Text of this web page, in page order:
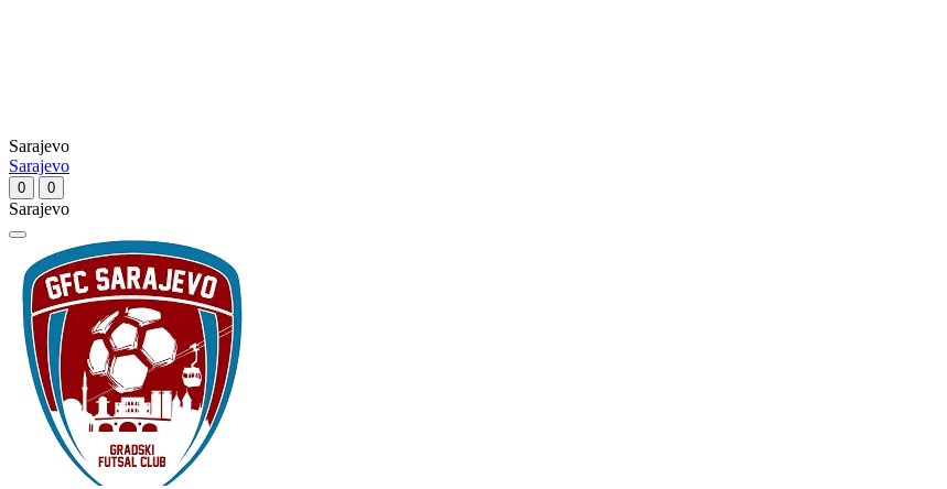
Sarajevo
Sarajevo
0 0
Sarajevo